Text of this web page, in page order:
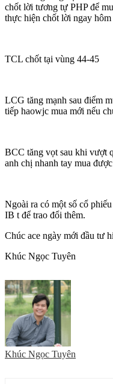
chốt lời tương tự PHP để
thực hiện chốt lời ngay hôm
TCL chốt tại vùng 44-45
LCG tăng mạnh sau điểm
tiếp haowjc mua mới nếu
BCC tăng vọt sau khi vượt
anh chị nhanh tay mua
Ngoài ra có một số cổ
IB t để trao đổi thêm.
Chúc ace ngày mới đầu tư
Khúc Ngọc Tuyên
Khúc Ngọc Tuyên